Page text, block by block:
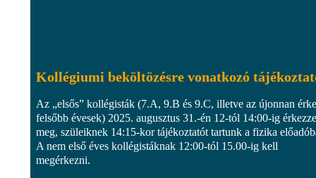
Kollégiumi beköltözésre vonatkozó
Az „elsős” kollégisták (7.A, 9.B és 9.C, illetve az újonnan
felsőbb évesek) 2025. augusztus 31.-én 12-tól 14:00-ig
meg, szüleiknek 14:15-kor tájékoztatót tartunk a fizika
A nem első éves kollégistáknak 12:00-tól 15.00-ig kell
megérkezni.